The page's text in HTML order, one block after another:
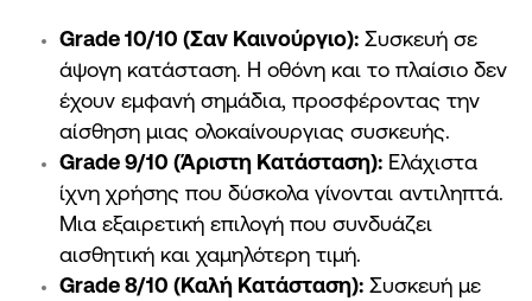
Grade 10/10 (Σαν Καινούργιο):Συσκευή σε
άψογη κατάσταση. Η οθόνη και το πλαίσιο δεν
έχουν εμφανή σημάδια, προσφέροντας την
αίσθηση μιας ολοκαίνουργιας συσκευής.
Grade 9/10 (Άριστη Κατάσταση):Ελάχιστα
ίχνη χρήσης που δύσκολα γίνονται αντιληπτά.
Μια εξαιρετική επιλογή που συνδυάζει
αισθητική και χαμηλότερη τιμή.
Grade 8/10 (Καλή Κατάσταση):Συσκευή με